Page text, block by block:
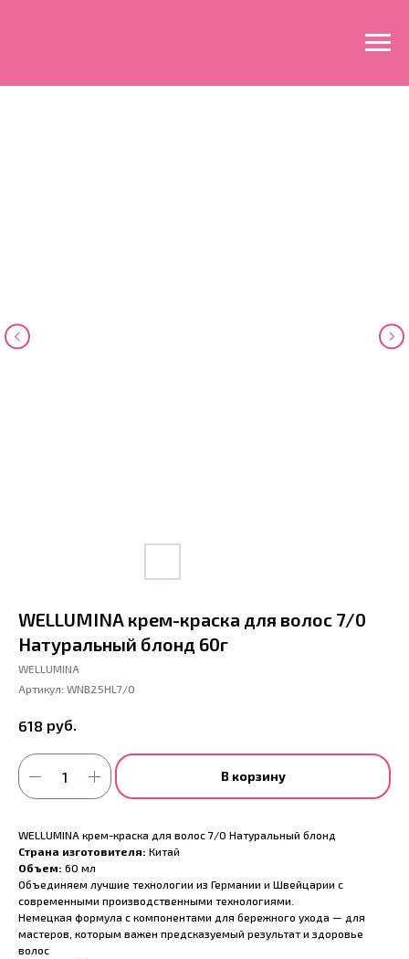
WELLUMINA крем-краска для волос 7/0
Натуральный блонд 60г
WELLUMINA
Артикул: WNB25HL7/0
618 руб.
В корзину
WELLUMINA крем-краска для волос 7/0 Натуральный блонд
Страна изготовителя: Китай
Объем: 60 мл
Объединяем лучшие технологии из Германии и Швейцарии с
современными производственными технологиями.
Немецкая формула с компонентами для бережного ухода — для
мастеров, которым важен предсказуемый результат и здоровье
волос